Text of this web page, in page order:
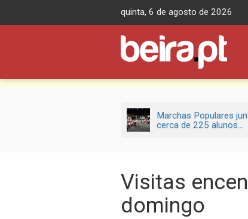
quinta, 6 de agosto de 2026
Marchas Populares
cerca de 225 alunos...
Visitas
domingo